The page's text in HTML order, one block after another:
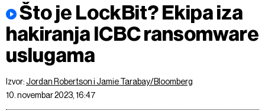
Što je LockBit? Ekipa iza
hakiranja ICBC ransomware
uslugama
Izvor:Jordan Robertson i Jamie Tarabay/Bloomberg
10. novembar 2023, 16:47